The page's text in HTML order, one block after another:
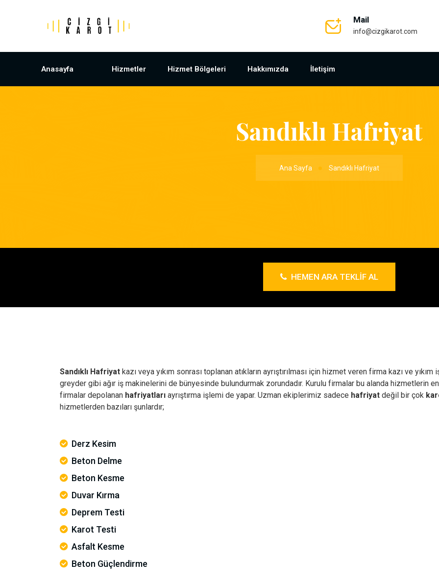
Mail
info@cizgikarot.com
Anasayfa Hizmetler Hizmet Bölgeleri Hakkımızda İletişim
Sandıklı Hafriyat
Ana Sayfa Sandıklı Hafriyat
HEMEN ARA TEKLIF AL
Sandıklı Hafriyat kazı veya yıkım sonrası toplanan atıkların ayrıştırılması için hizmet veren firma kazı ve
greyder gibi ağır iş makinelerini de bünyesinde bulundurmak zorundadır. Kurulu firmalar bu alanda hizmetlerin
firmalar depolanan hafriyatları ayrıştırma işlemi de yapar. Uzman ekiplerimiz sadece hafriyat değil bir çok
hizmetlerden bazıları şunlardır;
Derz Kesim
Beton Delme
Beton Kesme
Duvar Kırma
Deprem Testi
Karot Testi
Asfalt Kesme
Beton Güçlendirme